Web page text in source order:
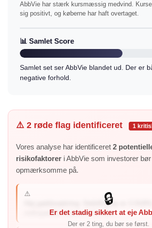
AbbVie har stærk kursmæssig medvind.
sig positivt, og køberne har haft overtaget.
📊 Samlet Score
Samlet set ser AbbVie blandet ud. Der er
negative forhold.
⚠️ 2 røde flag identificeret 1
Vores analyse har identificeret 2
risikofaktorer i AbbVie som investorer
opmærksomme på.
⚠️
Høj gældssætning: Debt/Equity er 3,918%,
nettogælden svarer til 2,1 års ...
🔒
Er det stadig sikkert at eje
Der er 2 ting, du bør se først.